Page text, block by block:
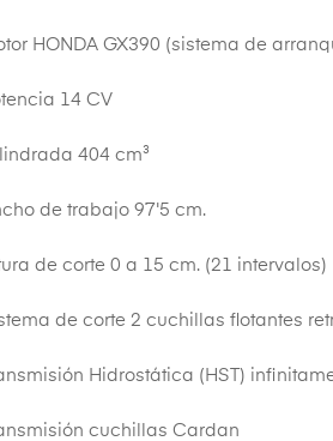
HONDA GX390 (sistema de
14 CV
404 cm³
de trabajo 97'5 cm.
de corte 0 a 15 cm. (21 intervalos)
de corte 2 cuchillas flotantes
Hidrostática (HST)
cuchillas Cardan